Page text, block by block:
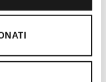
Rifugio